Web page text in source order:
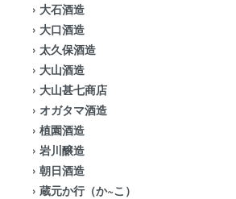
› 大石酒造
› 大口酒造
› 太久保酒造
› 大山酒造
› 大山甚七商店
› オガタマ酒造
› 植園酒造
› 岩川醸造
› 朝日酒造
› 蔵元か行（か~こ）